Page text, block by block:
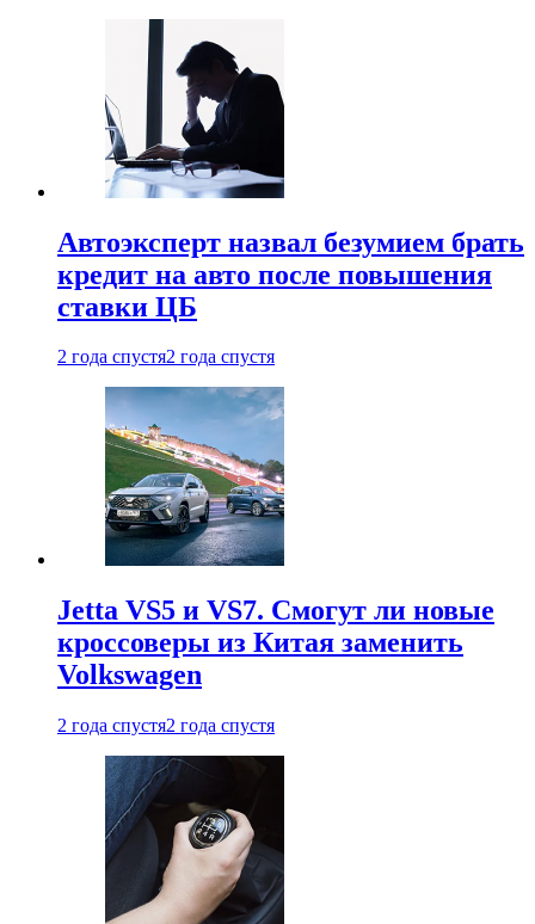
Автоэксперт назвал безумием брать
кредит на авто после повышения
ставки ЦБ
2 года спустя2 года спустя
Jetta VS5 и VS7. Смогут ли новые
кроссоверы из Китая заменить
Volkswagen
2 года спустя2 года спустя